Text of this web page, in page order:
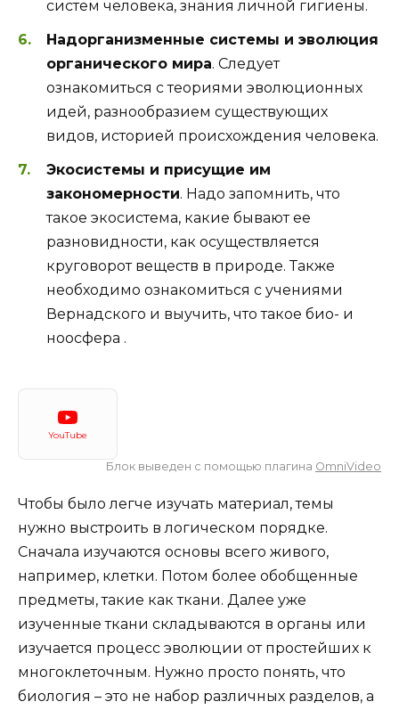
систем человека, знания личной гигиены.
Надорганизменные системы и эволюция
органического мира. Следует
ознакомиться с теориями эволюционных
идей, разнообразием существующих
видов, историей происхождения человека.
Экосистемы и присущие им
закономерности. Надо запомнить, что
такое экосистема, какие бывают ее
разновидности, как осуществляется
круговорот веществ в природе. Также
необходимо ознакомиться с учениями
Вернадского и выучить, что такое био- и
ноосфера .
YouTube
Блок выведен с помощью плагина OmniVideo
Чтобы было легче изучать материал, темы
нужно выстроить в логическом порядке.
Сначала изучаются основы всего живого,
например, клетки. Потом более обобщенные
предметы, такие как ткани. Далее уже
изученные ткани складываются в органы или
изучается процесс эволюции от простейших к
многоклеточным. Нужно просто понять, что
биология – это не набор различных разделов, а